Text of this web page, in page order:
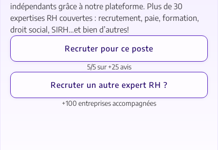
indépendants grâce à notre plateforme. Plus de 30
expertises RH couvertes : recrutement, paie, formation,
droit social, SIRH…et bien d’autres!
Recruter pour ce poste
5/5 sur +25 avis
Recruter un autre expert RH ?
+100 entreprises accompagnées